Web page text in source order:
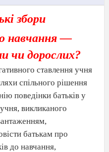
збори
навчання —
чи дорослих?
ставлення учня
спільного рішення
поведінки батьків у
викликаного
батькам про
до навчання,